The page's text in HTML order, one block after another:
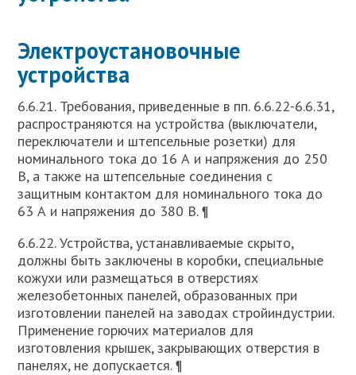
Электроустановочные
устройства
6.6.21. Требования, приведенные в пп. 6.6.22-6.6.31,
распространяются на устройства (выключатели,
переключатели и штепсельные розетки) для
номинального тока до 16 А и напряжения до 250
В, а также на штепсельные соединения с
защитным контактом для номинального тока до
63 А и напряжения до 380 В. ¶
6.6.22. Устройства, устанавливаемые скрыто,
должны быть заключены в коробки, специальные
кожухи или размещаться в отверстиях
железобетонных панелей, образованных при
изготовлении панелей на заводах стройиндустрии.
Применение горючих материалов для
изготовления крышек, закрывающих отверстия в
панелях, не допускается. ¶